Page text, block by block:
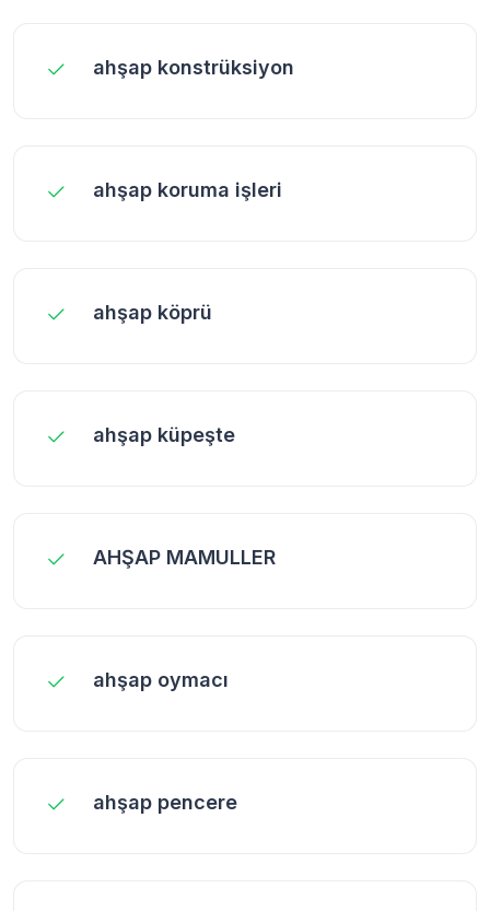
ahşap konstrüksiyon
ahşap koruma işleri
ahşap köprü
ahşap küpeşte
AHŞAP MAMULLER
ahşap oymacı
ahşap pencere